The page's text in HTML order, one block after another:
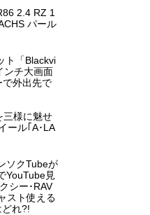
2.4 RZ 1
パール
ト「Blackvi
ンチ大画面
で外出先で
三様に魅せ
ール｢A･LA
ソクTubeが
YouTube見
シー･RAV
スト使える
れ?!